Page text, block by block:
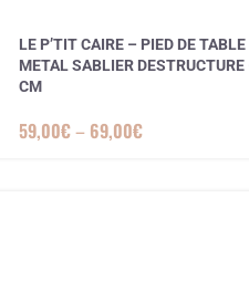
LE P’TIT CAIRE – PIED DE TABLE
METAL SABLIER
CM
59,00€– 69,00€